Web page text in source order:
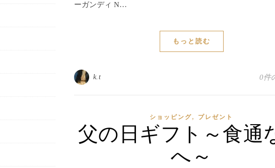
ーガンディ N…
もっと読む
k.t 0件
ショッピング, プレゼント
父の日ギフト～食通
へ～